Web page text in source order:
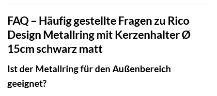
FAQ – Häufig gestellte Fragen zu Rico
Design Metallring mit Kerzenhalter Ø
15cm schwarz matt
Ist der Metallring für den Außenbereich
geeignet?